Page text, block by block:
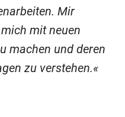
Mir
mit neuen
machen und deren
zu verstehen.